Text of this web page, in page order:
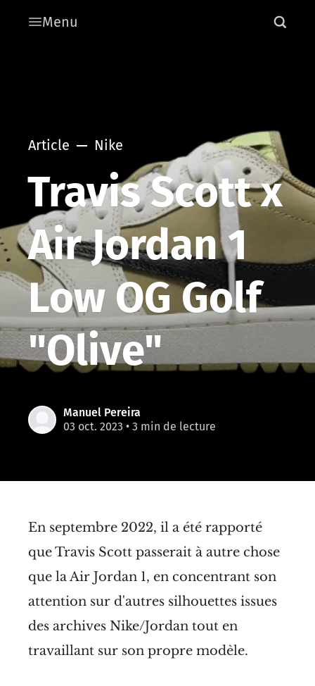
Menu
Article Nike
Travis Scott x
Air Jordan 1
Low OG Golf
"Olive"
Manuel Pereira
03 oct. 2023 • 3 min de lecture
En septembre 2022, il a été rapporté
que Travis Scott passerait à autre chose
que la Air Jordan 1, en concentrant son
attention sur d'autres silhouettes issues
des archives Nike/Jordan tout en
travaillant sur son propre modèle.